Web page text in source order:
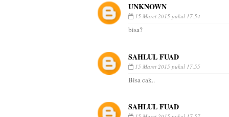
UNKNOWN
15 Maret 2015 pukul 17.54
bisa?
SAHLUL FUAD
15 Maret 2015 pukul 17.55
Bisa cak..
SAHLUL FUAD